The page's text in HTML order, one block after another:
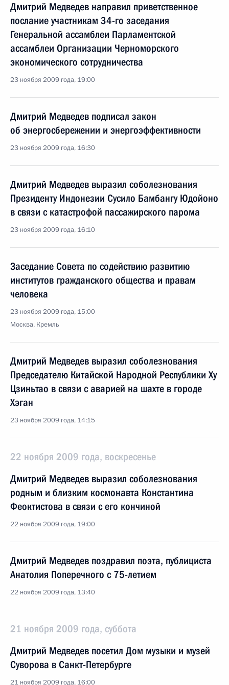
Дмитрий Медведев направил приветственное
послание участникам 34-го заседания
Генеральной ассамблеи Парламентской
ассамблеи Организации Черноморского
экономического сотрудничества
23 ноября 2009 года, 19:00
Дмитрий Медведев подписал закон
об энергосбережении и энергоэффективности
23 ноября 2009 года, 16:30
Дмитрий Медведев выразил соболезнования
Президенту Индонезии Сусило Бамбангу Юдойоно
в связи с катастрофой пассажирского парома
23 ноября 2009 года, 16:10
Заседание Совета по содействию развитию
институтов гражданского общества и правам
человека
23 ноября 2009 года, 15:00
Москва, Кремль
Дмитрий Медведев выразил соболезнования
Председателю Китайской Народной Республики Ху
Цзиньтао в связи с аварией на шахте в городе
Хэган
23 ноября 2009 года, 14:15
22 ноября 2009 года, воскресенье
Дмитрий Медведев выразил соболезнования
родным и близким космонавта Константина
Феоктистова в связи с его кончиной
22 ноября 2009 года, 19:00
Дмитрий Медведев поздравил поэта, публициста
Анатолия Поперечного с 75-летием
22 ноября 2009 года, 13:40
21 ноября 2009 года, суббота
Дмитрий Медведев посетил Дом музыки и музей
Суворова в Санкт-Петербурге
21 ноября 2009 года, 16:00